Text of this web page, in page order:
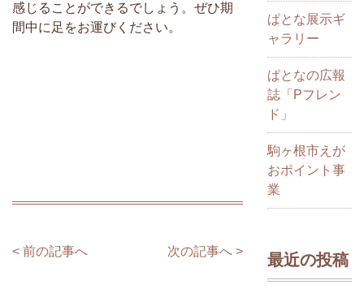
感じることができるでしょう。ぜひ期
間中に足をお運びください。
< 前の記事へ 次の記事へ >
ぱとな展示ギ
ャラリー
ぱとなの広報
誌「Pフレン
ド」
駒ヶ根市えが
おポイント事
業
最近の投稿